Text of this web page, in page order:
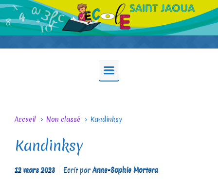
Skip to main content
Accueil Non classé Kandinksy
Kandinksy
12 mars 2023 Ecrit par Anne-Sophie Mortera